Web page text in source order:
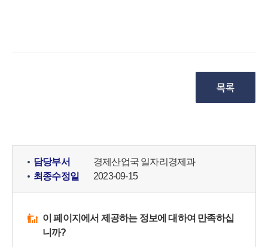
담당부서
경제산업국 일자리경제과
최종수정일
2023-09-15
이 페이지에서 제공하는 정보에 대하여 만족하십
니까?